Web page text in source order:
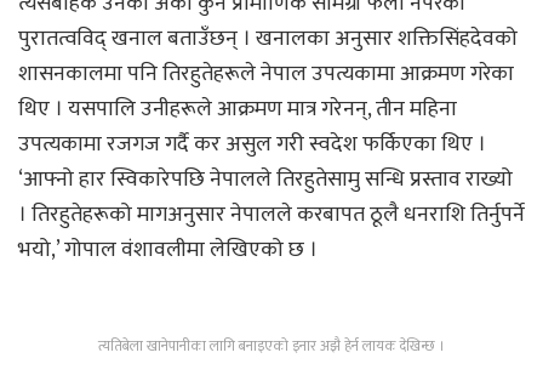
पुरातत्वविद् खनाल बताउँछन् । खनालका अनुसार शक्तिसिंहदेवको
शासनकालमा पनि तिरहुतेहरूले नेपाल उपत्यकामा आक्रमण गरेका
थिए । यसपालि उनीहरूले आक्रमण मात्र गरेनन्, तीन महिना
उपत्यकामा रजगज गर्दै कर असुल गरी स्वदेश फर्किएका थिए ।
‘आफ्नो हार स्विकारेपछि नेपालले तिरहुतेसामु सन्धि प्रस्ताव राख्यो
। तिरहुतेहरूको मागअनुसार नेपालले करबापत ठूलै धनराशि तिर्नुपर्ने
भयो,’ गोपाल वंशावलीमा लेखिएको छ ।
त्यतिबेला खानेपानीका लागि बनाइएको इनार अझै हेर्न लायक देखिन्छ ।